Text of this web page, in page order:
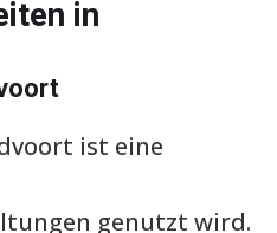
in
ist eine
genutzt wird.